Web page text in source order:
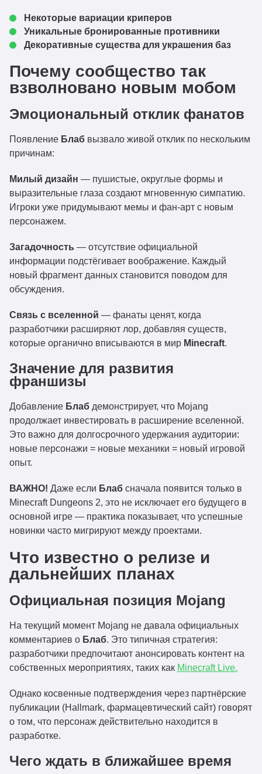
Некоторые вариации криперов
Уникальные бронированные противники
Декоративные существа для украшения баз
Почему сообщество так
взволновано новым мобом
Эмоциональный отклик фанатов
Появление Блаб вызвало живой отклик по нескольким
причинам:
Милый дизайн — пушистые, округлые формы и
выразительные глаза создают мгновенную симпатию.
Игроки уже придумывают мемы и фан-арт с новым
персонажем.
Загадочность — отсутствие официальной
информации подстёгивает воображение. Каждый
новый фрагмент данных становится поводом для
обсуждения.
Связь с вселенной — фанаты ценят, когда
разработчики расширяют лор, добавляя существ,
которые органично вписываются в мир Minecraft.
Значение для развития
франшизы
Добавление Блаб демонстрирует, что Mojang
продолжает инвестировать в расширение вселенной.
Это важно для долгосрочного удержания аудитории:
новые персонажи = новые механики = новый игровой
опыт.
ВАЖНО! Даже если Блаб сначала появится только в
Minecraft Dungeons 2, это не исключает его будущего в
основной игре — практика показывает, что успешные
новинки часто мигрируют между проектами.
Что известно о релизе и
дальнейших планах
Официальная позиция Mojang
На текущий момент Mojang не давала официальных
комментариев о Блаб. Это типичная стратегия:
разработчики предпочитают анонсировать контент на
собственных мероприятиях, таких как Minecraft Live.
Однако косвенные подтверждения через партнёрские
публикации (Hallmark, фармацевтический сайт) говорят
о том, что персонаж действительно находится в
разработке.
Чего ждать в ближайшее время